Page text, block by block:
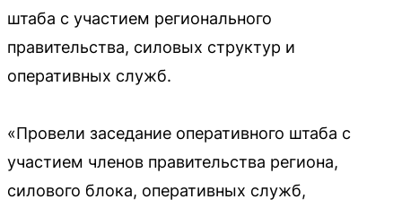
штаба с участием регионального
правительства, силовых структур и
оперативных служб.
«Провели заседание оперативного штаба с
участием членов правительства региона,
силового блока, оперативных служб,